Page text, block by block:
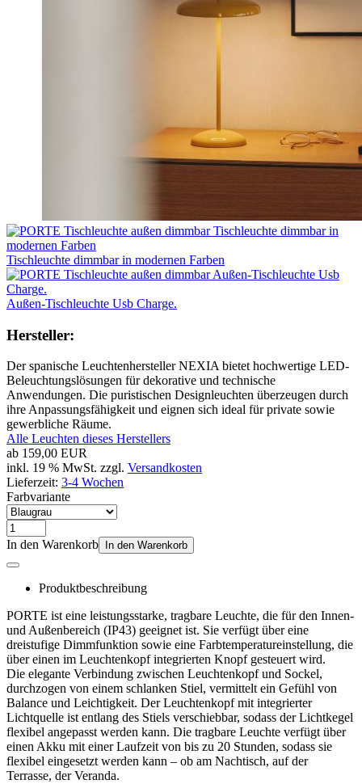
Tischleuchte dimmbar in modernen Farben
Außen-Tischleuchte Usb Charge.
Hersteller:
Der spanische Leuchtenhersteller NEXIA bietet hochwertige LED-
Beleuchtungslösungen für dekorative und technische
Anwendungen. Die puristischen Designleuchten überzeugen durch
ihre Anpassungsfähigkeit und eignen sich ideal für private sowie
gewerbliche Räume.
Alle Leuchten dieses Herstellers
ab 159,00 EUR
inkl. 19 % MwSt. zzgl. Versandkosten
Lieferzeit: 3-4 Wochen
Farbvariante
In den Warenkorb In den Warenkorb
Produktbeschreibung
PORTE ist eine leistungsstarke, tragbare Leuchte, die für den Innen-
und Außenbereich (IP43) geeignet ist. Sie verfügt über eine
dreistufige Dimmfunktion sowie eine Farbtemperatureinstellung, die
über einen im Leuchtenkopf integrierten Knopf gesteuert wird.
Die elegante Verbindung zwischen Leuchtenkopf und Sockel,
durchzogen von einem schlanken Stiel, vermittelt ein Gefühl von
Balance und Leichtigkeit. Der Leuchtenkopf mit integrierter
Lichtquelle ist entlang des Stiels verschiebbar, sodass der Lichtkegel
flexibel angepasst werden kann. Die tragbare Leuchte verfügt über
einen Akku mit einer Laufzeit von bis zu 20 Stunden, sodass sie
flexibel eingesetzt werden kann – ob am Nachtisch, auf der
Terrasse, der Veranda.